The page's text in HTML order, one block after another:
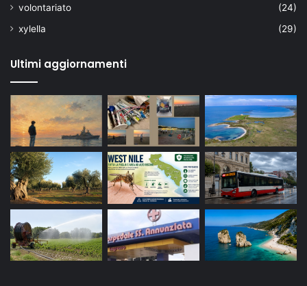
volontariato
(24)
xylella
(29)
Ultimi aggiornamenti